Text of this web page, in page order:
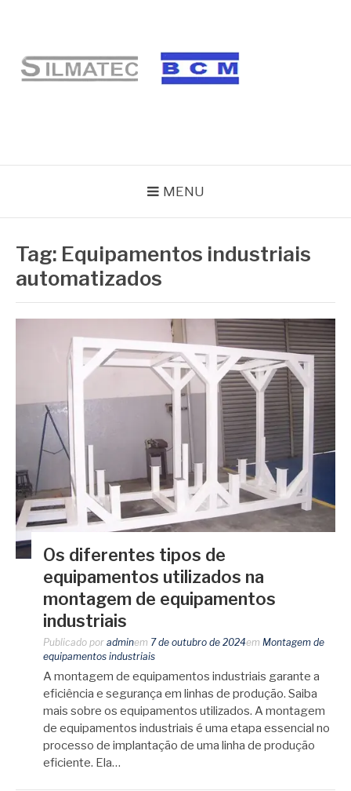
conteúdo
MENU
Tag: Equipamentos industriais
automatizados
Os diferentes tipos de
equipamentos utilizados na
montagem de equipamentos
industriais
Publicado por adminem 7 de outubro de 2024em Montagem de
equipamentos industriais
A montagem de equipamentos industriais garante a
eficiência e segurança em linhas de produção. Saiba
mais sobre os equipamentos utilizados. A montagem
de equipamentos industriais é uma etapa essencial no
processo de implantação de uma linha de produção
eficiente. Ela…